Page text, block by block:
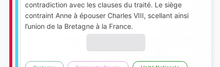
contradiction avec les clauses du traité. Le siège
contraint Anne à épouser Charles VIII, scellant ainsi
l’union de la Bretagne à la France.